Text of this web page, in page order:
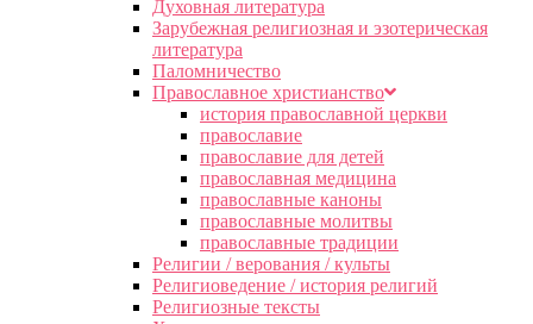
Духовная литература
Зарубежная религиозная и эзотерическая
литература
Паломничество
Православное христианство
история православной церкви
православие
православие для детей
православная медицина
православные каноны
православные молитвы
православные традиции
Религии / верования / культы
Религиоведение / история религий
Религиозные тексты